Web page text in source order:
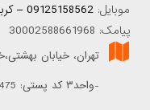
موبایل: 09125158562 – کرباسی
پیامک: 30002588661968
-واحد۳ کد پستی: 1939614475